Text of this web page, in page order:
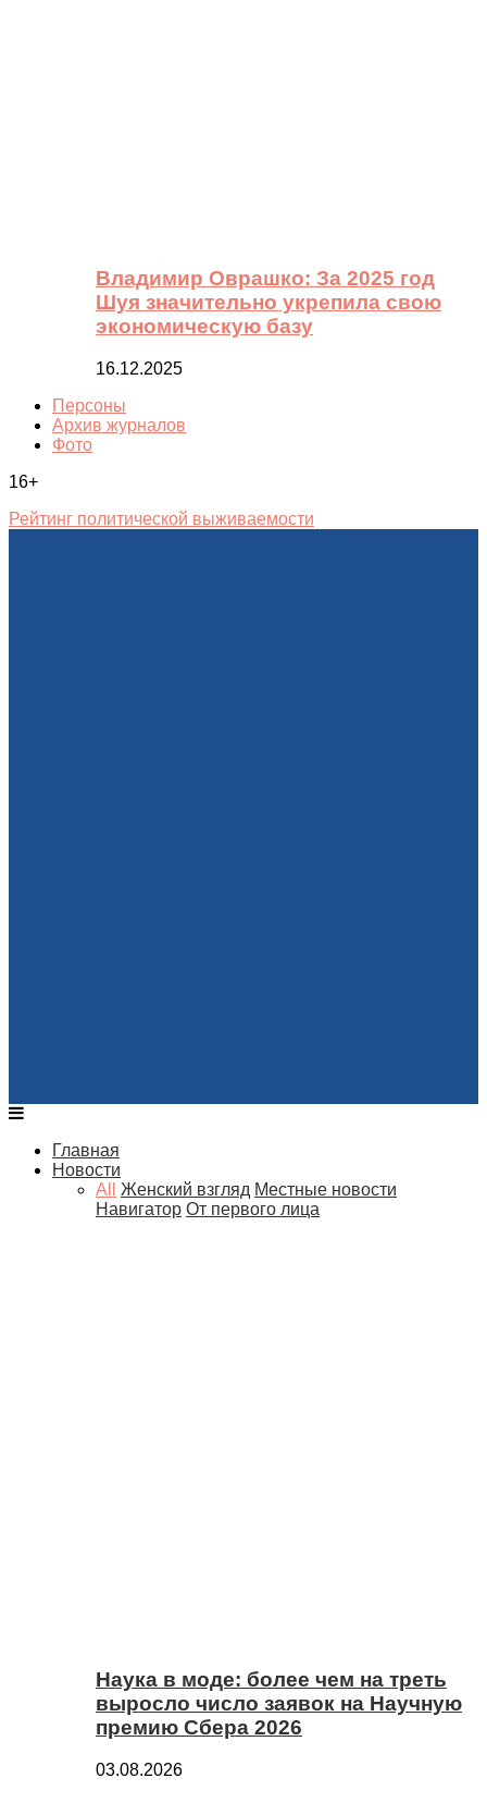
Владимир Оврашко: За 2025 год
Шуя значительно укрепила свою
экономическую базу
16.12.2025
Персоны
Архив журналов
Фото
16+
Рейтинг политической выживаемости
Главная
Новости
All
Женский взгляд Местные новости
Навигатор От первого лица
Наука в моде: более чем на треть
выросло число заявок на Научную
премию Сбера 2026
03.08.2026